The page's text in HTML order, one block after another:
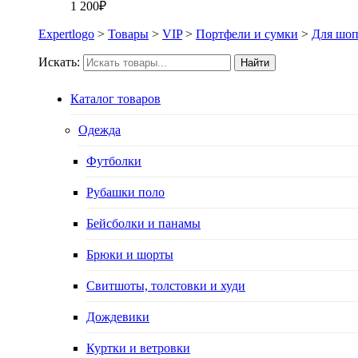
1 200₽
Expertlogo > Товары > VIP> Портфели и сумки > Для
Искать: Найти
Каталог товаров
Одежда
Футболки
Рубашки поло
Бейсболки и панамы
Брюки и шорты
Свитшоты, толстовки и худи
Дождевики
Куртки и ветровки